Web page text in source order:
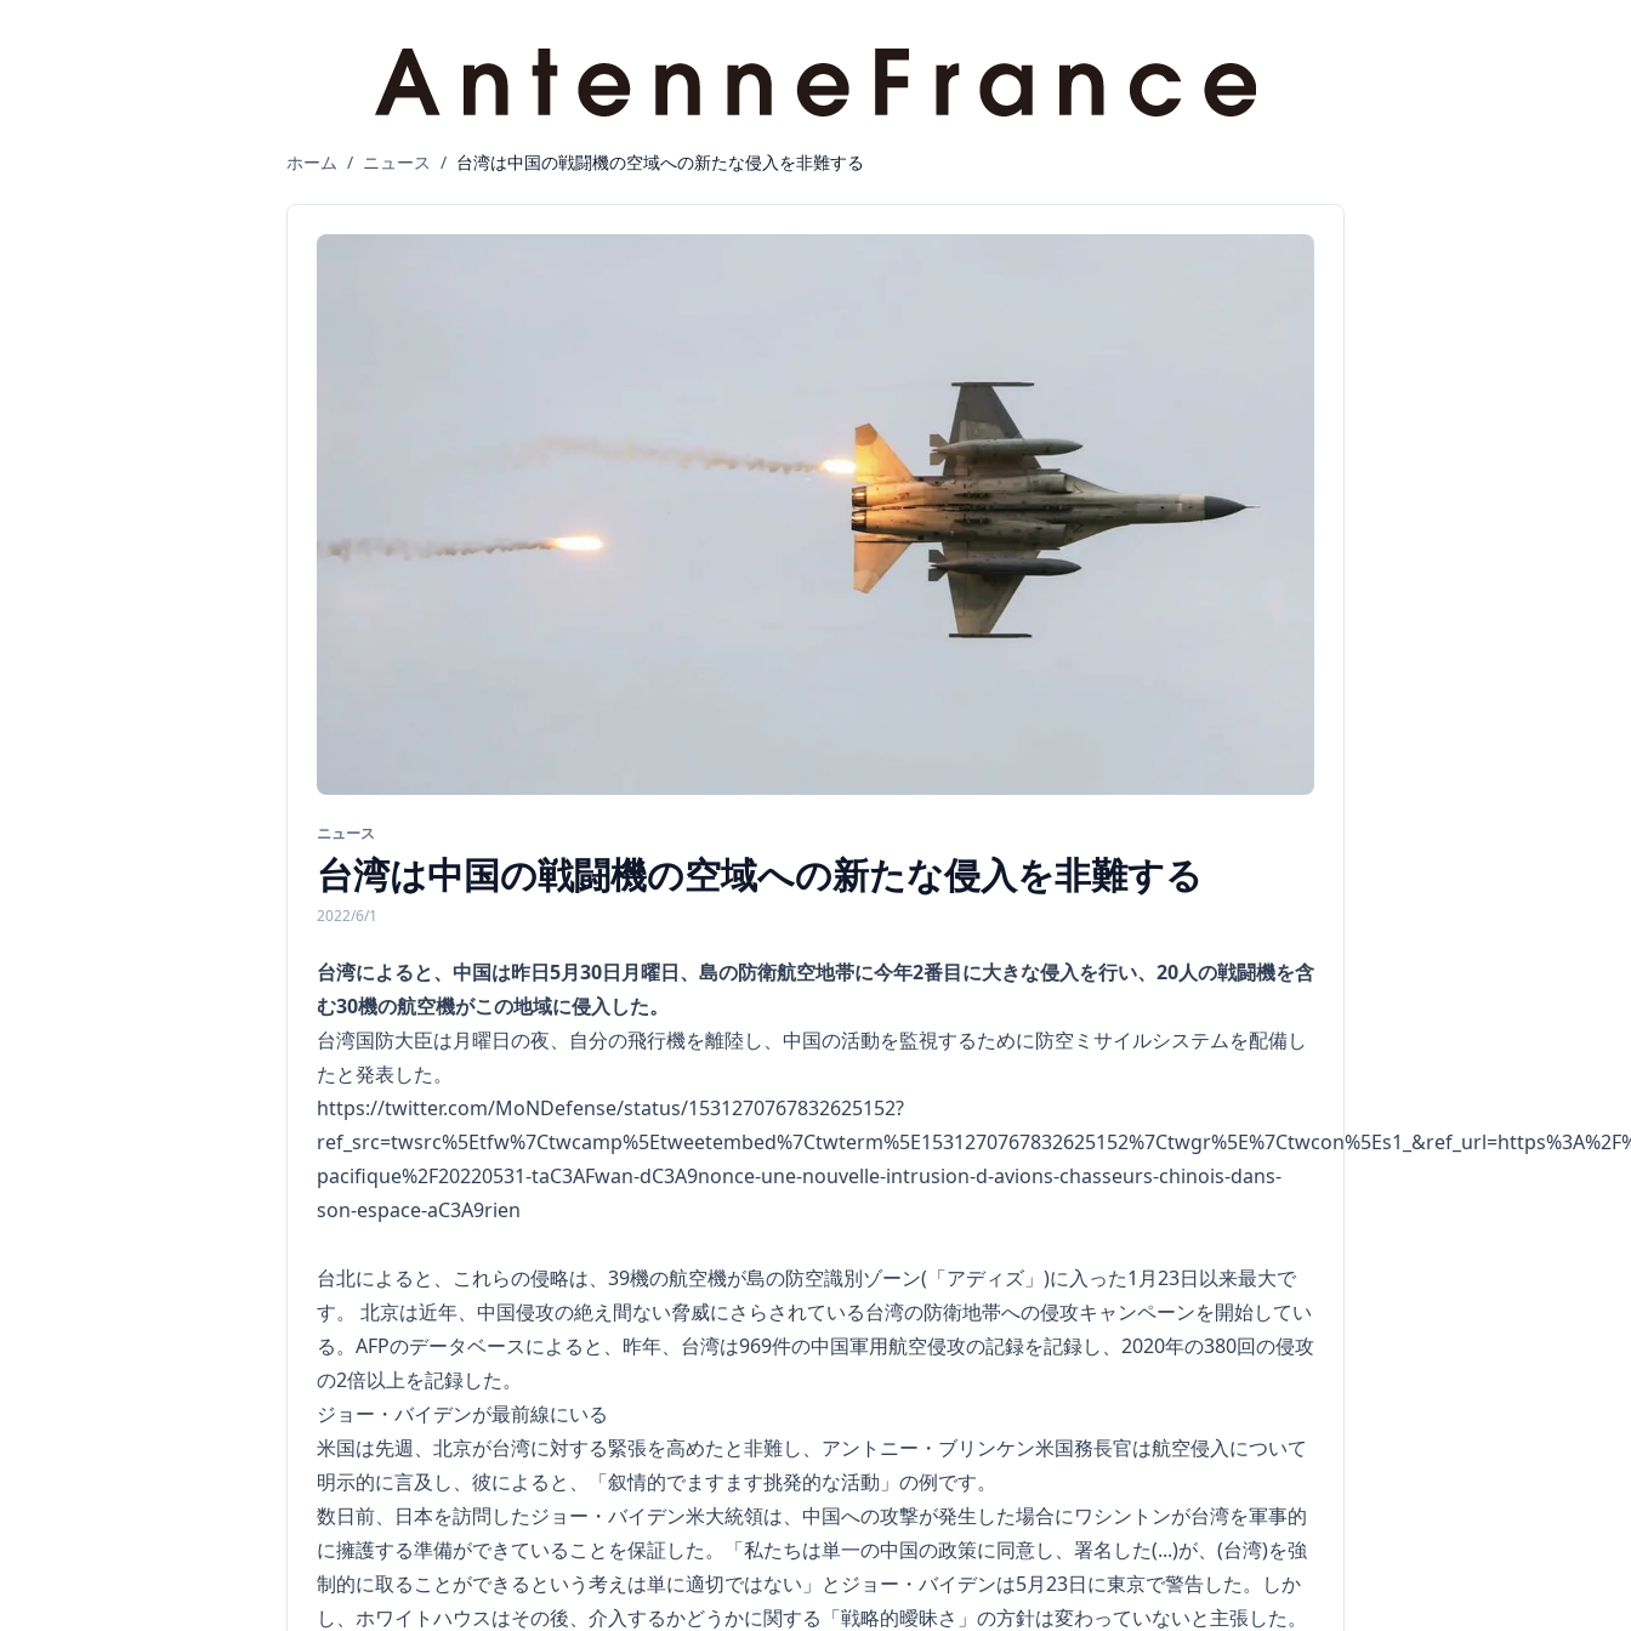
ホーム / ニュース / 台湾は中国の戦闘機の空域への新たな侵入を非難する
ニュース
台湾は中国の戦闘機の空域への新たな侵入を非難する
2022/6/1
台湾によると、中国は昨日5月30日月曜日、島の防衛航空地帯に今年2番目に大きな侵入を行い、20人の戦闘機を含
む30機の航空機がこの地域に侵入した。
台湾国防大臣は月曜日の夜、自分の飛行機を離陸し、中国の活動を監視するために防空ミサイルシステムを配備し
たと発表した。
https://twitter.com/MoNDefense/status/1531270767832625152?
pacifique%2F20220531-taC3AFwan-dC3A9nonce-une-nouvelle-intrusion-d-avions-chasseurs-chinois-dans-
son-espace-aC3A9rien
台北によると、これらの侵略は、39機の航空機が島の防空識別ゾーン(「アディズ」)に入った1月23日以来最大で
す。 北京は近年、中国侵攻の絶え間ない脅威にさらされている台湾の防衛地帯への侵攻キャンペーンを開始してい
る。AFPのデータベースによると、昨年、台湾は969件の中国軍用航空侵攻の記録を記録し、2020年の380回の侵攻
の2倍以上を記録した。
ジョー・バイデンが最前線にいる
米国は先週、北京が台湾に対する緊張を高めたと非難し、アントニー・ブリンケン米国務長官は航空侵入について
明示的に言及し、彼によると、「叙情的でますます挑発的な活動」の例です。
数日前、日本を訪問したジョー・バイデン米大統領は、中国への攻撃が発生した場合にワシントンが台湾を軍事的
に擁護する準備ができていることを保証した。「私たちは単一の中国の政策に同意し、署名した(...)が、(台湾)を強
制的に取ることができるという考えは単に適切ではない」とジョー・バイデンは5月23日に東京で警告した。しか
し、ホワイトハウスはその後、介入するかどうかに関する「戦略的曖昧さ」の方針は変わっていないと主張した。